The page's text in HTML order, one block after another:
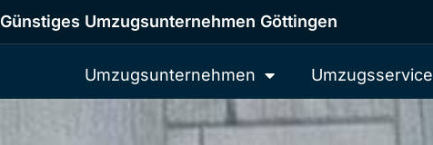
Günstiges Umzugsunternehmen Göttingen
Umzugsunternehmen Umzugsservice